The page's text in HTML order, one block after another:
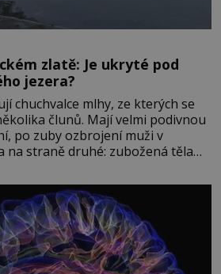
zlatě: Je ukryté pod
jezera?
chuchvalce mlhy, ze kterých se
člunů. Mají velmi podivnou
po zuby ozbrojení muži v
na straně druhé: zubožená těla
Je jaro roku 1945, druhá
konci. Jezero Stolpsee